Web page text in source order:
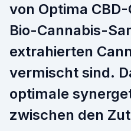
von Optima
Bio-Cannabis-
extrahierten
vermischt sind.
optimale
zwischen den